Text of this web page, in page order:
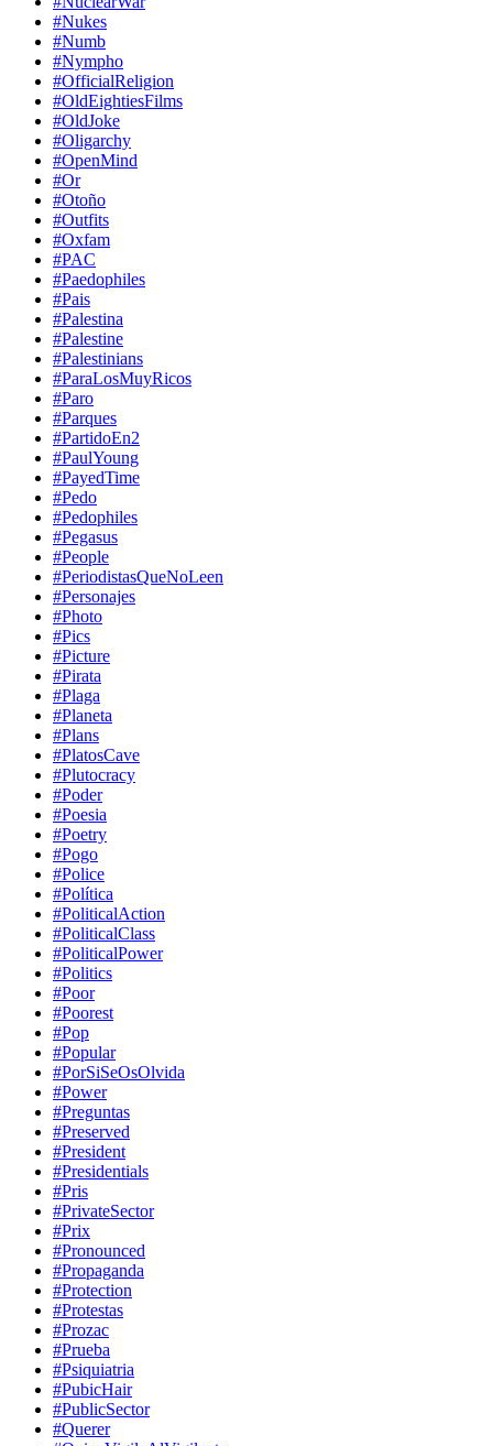
#Nukes
#Numb
#Nympho
#OfficialReligion
#OldEightiesFilms
#OldJoke
#Oligarchy
#OpenMind
#Or
#Otoño
#Outfits
#Oxfam
#PAC
#Paedophiles
#Pais
#Palestina
#Palestine
#Palestinians
#ParaLosMuyRicos
#Paro
#Parques
#PartidoEn2
#PaulYoung
#PayedTime
#Pedo
#Pedophiles
#Pegasus
#People
#PeriodistasQueNoLeen
#Personajes
#Photo
#Pics
#Picture
#Pirata
#Plaga
#Planeta
#Plans
#PlatosCave
#Plutocracy
#Poder
#Poesia
#Poetry
#Pogo
#Police
#Política
#PoliticalAction
#PoliticalClass
#PoliticalPower
#Politics
#Poor
#Poorest
#Pop
#Popular
#PorSiSeOsOlvida
#Power
#Preguntas
#Preserved
#President
#Presidentials
#Pris
#PrivateSector
#Prix
#Pronounced
#Propaganda
#Protection
#Protestas
#Prozac
#Prueba
#Psiquiatria
#PubicHair
#PublicSector
#Querer